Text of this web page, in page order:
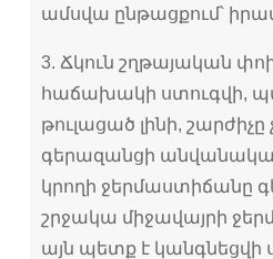
ամսվա ընթացքում՝
3. Ճկուն շղթայական
հաճախակի ստուգվի,
թուլացած լինի,
գերազանցի
կրողի ջերմաստիճանը
շրջակա միջավայրի
այն պետք է կանգնեցվի